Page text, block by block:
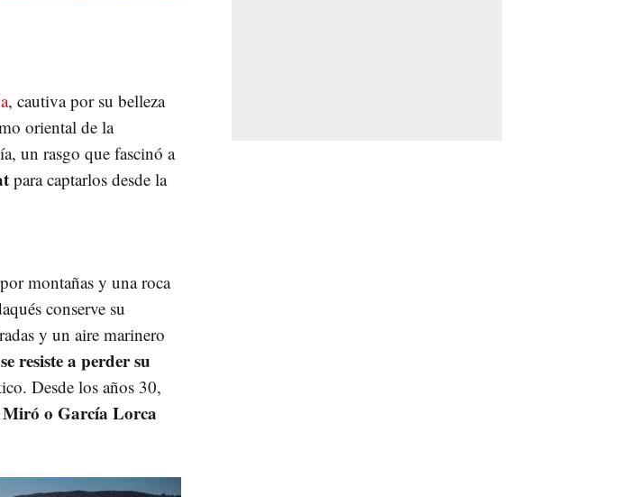
, cautiva por su belleza
oriental de la
un rasgo que fascinó a
para captarlos desde la
montañas y una roca
conserve su
y un aire marinero
resiste a perder su
Desde los años 30,
o García Lorca